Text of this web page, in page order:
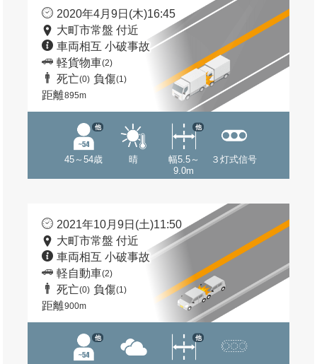
2020年4月9日(木)16:45
大町市常盤 付近
車両相互 小破事故
軽貨物車(2)
死亡(0) 負傷(1)
距離895m
45～54歳
他
晴
幅5.5～
9.0m
他
３灯式信号
2021年10月9日(土)11:50
大町市常盤 付近
車両相互 小破事故
軽自動車(2)
死亡(0) 負傷(1)
距離900m
他 他